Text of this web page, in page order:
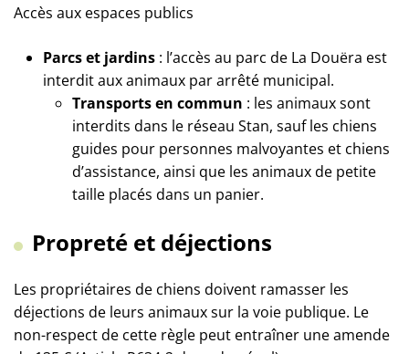
Accès aux espaces publics
Parcs et jardins : l’accès au parc de La Douëra est
interdit aux animaux par arrêté municipal.
Transports en commun : les animaux sont
interdits dans le réseau Stan, sauf les chiens
guides pour personnes malvoyantes et chiens
d’assistance, ainsi que les animaux de petite
taille placés dans un panier.
Propreté et déjections
Les propriétaires de chiens doivent ramasser les
déjections de leurs animaux sur la voie publique. Le
non-respect de cette règle peut entraîner une amende